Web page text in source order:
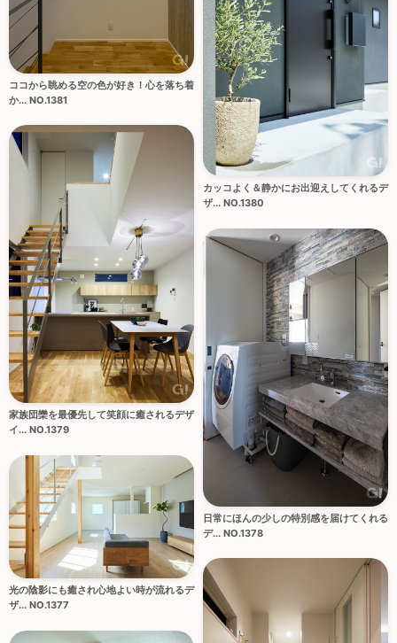
ココから眺める空の色が好き！心を落ち着
か... NO.1381
カッコよく＆静かにお出迎えしてくれるデ
ザ... NO.1380
家族団欒を最優先して笑顔に癒されるデザ
イ... NO.1379
日常にほんの少しの特別感を届けてくれる
デ... NO.1378
光の陰影にも癒され心地よい時が流れるデ
ザ... NO.1377